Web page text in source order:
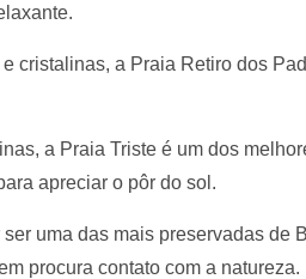
cristalinas, a Praia Retiro dos
a Praia Triste é um dos
apreciar o pôr do sol.
uma das mais preservadas de
procura contato com a natureza.